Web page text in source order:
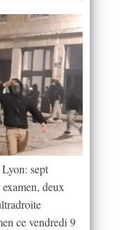
sept
deux
ce vendredi 9